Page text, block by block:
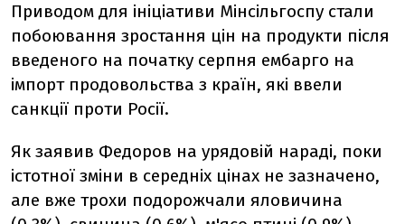
Приводом для ініціативи Мінсільгоспу стали
побоювання зростання цін на продукти після
введеного на початку серпня ембарго на
імпорт продовольства з країн, які ввели
санкції проти Росії.
Як заявив Федоров на урядовій нараді, поки
істотної зміни в середніх цінах не зазначено,
але вже трохи подорожчали яловичина